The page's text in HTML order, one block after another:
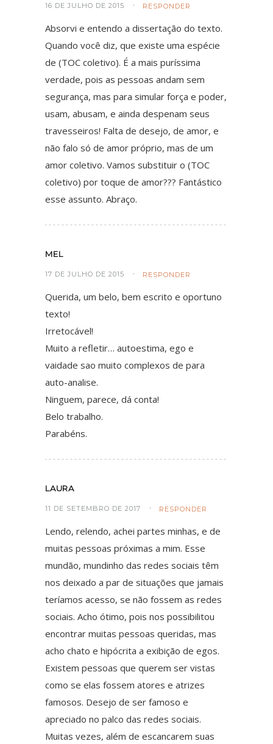
16 DE JULHO DE 2015 RESPONDER
Absorvi e entendo a dissertação do texto.
Quando você diz, que existe uma espécie
de (TOC coletivo). É a mais puríssima
verdade, pois as pessoas andam sem
segurança, mas para simular força e poder,
usam, abusam, e ainda despenam seus
travesseiros! Falta de desejo, de amor, e
não falo só de amor próprio, mas de um
amor coletivo. Vamos substituir o (TOC
coletivo) por toque de amor??? Fantástico
esse assunto. Abraço.
MEL
17 DE JULHO DE 2015 RESPONDER
Querida, um belo, bem escrito e oportuno
texto!
Irretocável!
Muito a refletir… autoestima, ego e
vaidade sao muito complexos de para
auto-analise.
Ninguem, parece, dá conta!
Belo trabalho.
Parabéns.
LAURA
11 DE SETEMBRO DE 2017 RESPONDER
Lendo, relendo, achei partes minhas, e de
muitas pessoas próximas a mim. Esse
mundão, mundinho das redes sociais têm
nos deixado a par de situações que jamais
teríamos acesso, se não fossem as redes
sociais. Acho ótimo, pois nos possibilitou
encontrar muitas pessoas queridas, mas
acho chato e hipócrita a exibição de egos.
Existem pessoas que querem ser vistas
como se elas fossem atores e atrizes
famosos. Desejo de ser famoso e
apreciado no palco das redes sociais.
Muitas vezes, além de escancarem suas